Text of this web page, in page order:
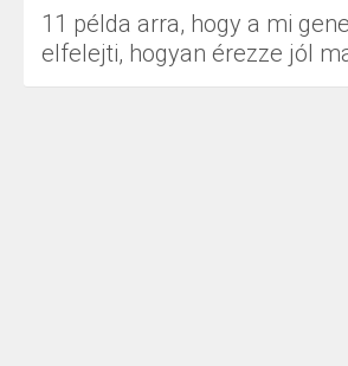
11 példa arra, hogy a mi
elfelejti, hogyan érezze jól